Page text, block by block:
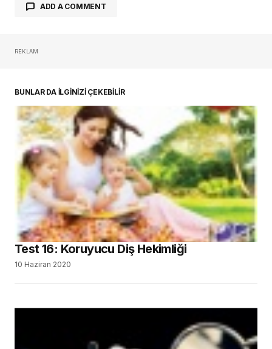
ADD A COMMENT
REKLAM
BUNLAR DA İLGİNİZİ ÇEKEBİLİR
Test 16: Koruyucu Diş Hekimliği
10 Haziran 2020